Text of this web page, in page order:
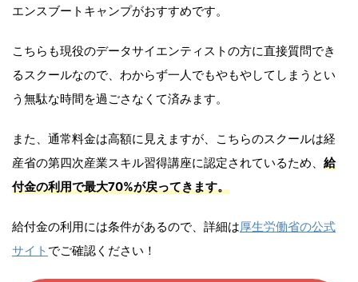
エンスブートキャンプがおすすめです。
こちらも現役のデータサイエンティストの方に直接質問でき
るスクールなので、わからず一人でもやもやしてしまうとい
う無駄な時間を過ごさなくて済みます。
また、通常料金は高額に見えますが、こちらのスクールは経
産省の第四次産業スキル習得講座に認定されているため、 給
付金の利用で最大70%が戻ってきます。
給付金の利用には条件があるので、詳細は厚生労働省の公式
サイト でご確認ください！